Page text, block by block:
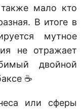
мало кто
В итоге в
мутное
не отражает
двойной
☕
или сферы